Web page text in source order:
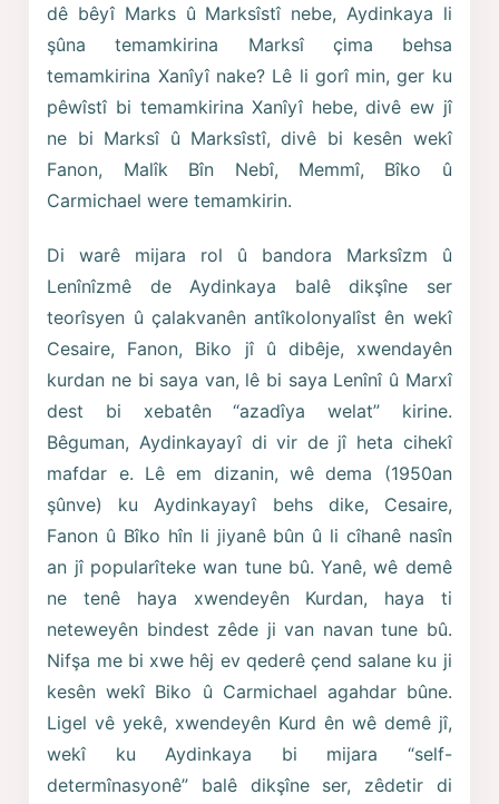
dê bêyî Marks û Marksîstî nebe, Aydinkaya li
şûna temamkirina Marksî çima behsa
temamkirina Xanîyî nake? Lê li gorî min, ger ku
pêwîstî bi temamkirina Xanîyî hebe, divê ew jî
ne bi Marksî û Marksîstî, divê bi kesên wekî
Fanon, Malîk Bîn Nebî, Memmî, Bîko û
Carmichael were temamkirin.
Di warê mijara rol û bandora Marksîzm û
Lenînîzmê de Aydinkaya balê dikşîne ser
teorîsyen û çalakvanên antîkolonyalîst ên wekî
Cesaire, Fanon, Biko jî û dibêje, xwendayên
kurdan ne bi saya van, lê bi saya Lenînî û Marxî
dest bi xebatên “azadîya welat” kirine.
Bêguman, Aydinkayayî di vir de jî heta cihekî
mafdar e. Lê em dizanin, wê dema (1950an
şûnve) ku Aydinkayayî behs dike, Cesaire,
Fanon û Bîko hîn li jiyanê bûn û li cîhanê nasîn
an jî popularîteke wan tune bû. Yanê, wê demê
ne tenê haya xwendeyên Kurdan, haya ti
neteweyên bindest zêde ji van navan tune bû.
Nifşa me bi xwe hêj ev qederê çend salane ku ji
kesên wekî Biko û Carmichael agahdar bûne.
Ligel vê yekê, xwendeyên Kurd ên wê demê jî,
wekî ku Aydinkaya bi mijara “self-
determînasyonê” balê dikşîne ser, zêdetir di